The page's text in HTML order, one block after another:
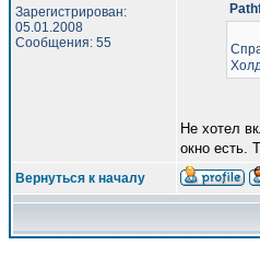
Зарегистрирован:
05.01.2008
Сообщения: 55
Не хотел
окно есть.
Вернуться к началу